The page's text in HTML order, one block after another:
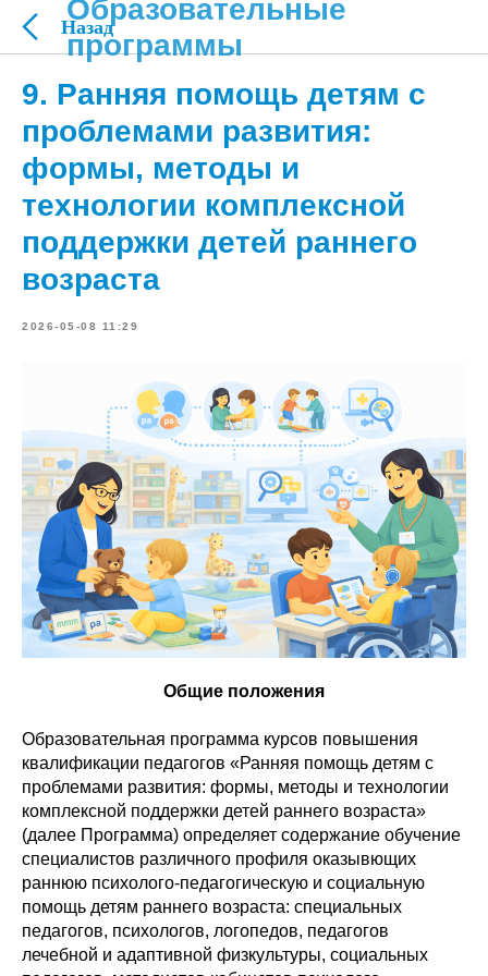
Образовательные
программы
9. Ранняя помощь детям с
проблемами развития:
формы, методы и
технологии комплексной
поддержки детей раннего
возраста
2026-05-08 11:29
Общие положения
Образовательная программа курсов повышения
квалификации педагогов «Ранняя помощь детям с
проблемами развития: формы, методы и технологии
комплексной поддержки детей раннего возраста»
(далее Программа) определяет содержание обучение
специалистов различного профиля оказывющих
раннюю психолого-педагогическую и социальную
помощь детям раннего возраста: специальных
педагогов, психологов, логопедов, педагогов
лечебной и адаптивной физкультуры, социальных